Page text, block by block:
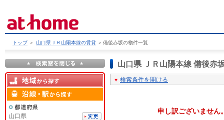
トップ ＞ 山口県ＪＲ山陽本線の賃貸 ＞ 備後赤坂の物件一覧
山口県 ＪＲ山陽本線 備後赤
検索条件を開ける
申し訳ございません
山口県